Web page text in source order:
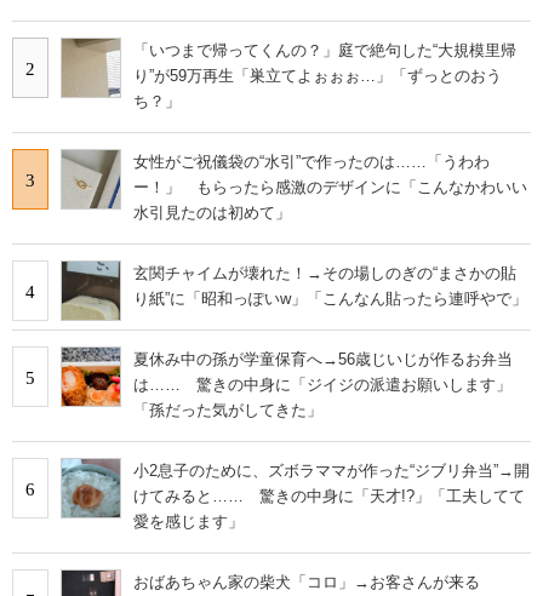
2
「いつまで帰ってくんの？」庭で絶句した“大規模里帰
り”が59万再生「巣立てよぉぉぉ…」「ずっとのおう
ち？」
3
女性がご祝儀袋の“水引”で作ったのは……「うわわ
ー！」 もらったら感激のデザインに「こんなかわいい
水引見たのは初めて」
4
玄関チャイムが壊れた！→その場しのぎの“まさかの貼
り紙”に「昭和っぽいw」「こんなん貼ったら連呼やで」
5
夏休み中の孫が学童保育へ→56歳じいじが作るお弁当
は…… 驚きの中身に「ジイジの派遣お願いします」
「孫だった気がしてきた」
6
小2息子のために、ズボラママが作った“ジブリ弁当”→開
けてみると…… 驚きの中身に「天才!?」「工夫してて
愛を感じます」
おばあちゃん家の柴犬「コロ」→お客さんが来る